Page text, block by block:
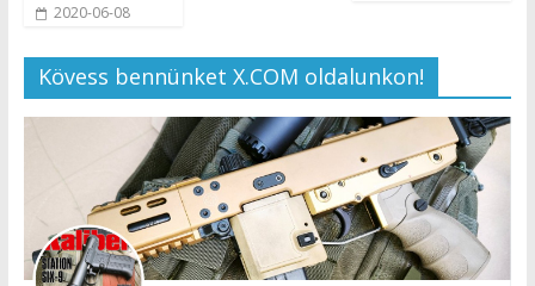
2020-06-08
Kövess bennünket X.COM oldalunkon!